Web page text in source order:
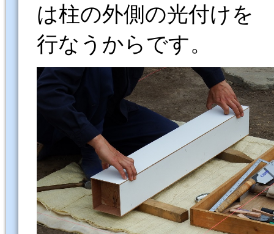
は柱の外側の光付けを
行なうからです。